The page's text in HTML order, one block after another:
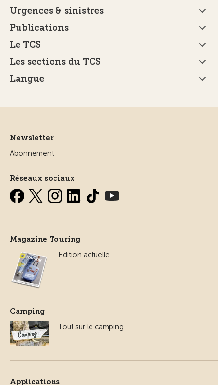
Urgences & sinistres
Publications
Le TCS
Les sections du TCS
Langue
Newsletter
Abonnement
Réseaux sociaux
Magazine Touring
Edition actuelle
Camping
Tout sur le camping
Applications